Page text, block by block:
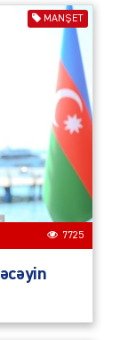
MANŞET
7725